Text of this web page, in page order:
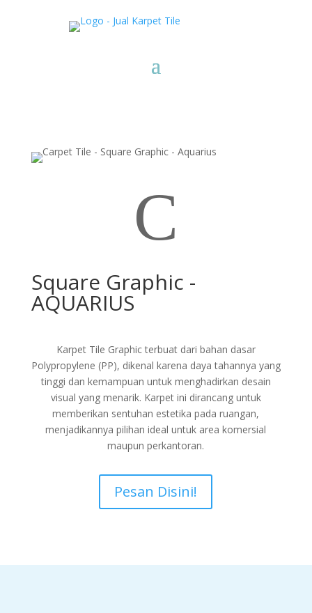
C
Square Graphic -
AQUARIUS
Karpet Tile Graphic terbuat dari bahan dasar
Polypropylene (PP), dikenal karena daya tahannya yang
tinggi dan kemampuan untuk menghadirkan desain
visual yang menarik. Karpet ini dirancang untuk
memberikan sentuhan estetika pada ruangan,
menjadikannya pilihan ideal untuk area komersial
maupun perkantoran.
Pesan Disini!